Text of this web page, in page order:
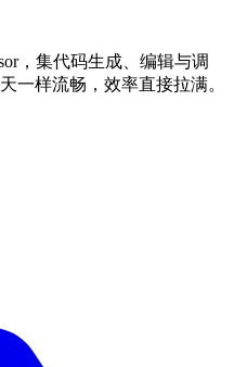
，集代码生成、编辑与调
一样流畅，效率直接拉满。